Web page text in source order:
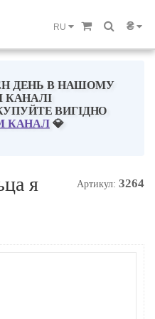
₴
RU
ДЕНЬ В НАШОМУ
КАНАЛІ
ВИГІДНО
КАНАЛ 💎
я
Артикул: 3264